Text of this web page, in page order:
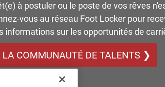
à postuler ou le poste de vos rêves
vous au réseau Foot Locker pour
informations sur les opportunités de
LA COMMUNAUTÉ DE TALENTS ❯